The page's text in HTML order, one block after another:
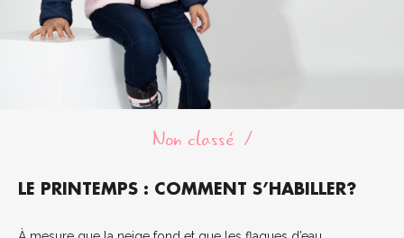
Non classé
LE PRINTEMPS : COMMENT S’HABILLER?